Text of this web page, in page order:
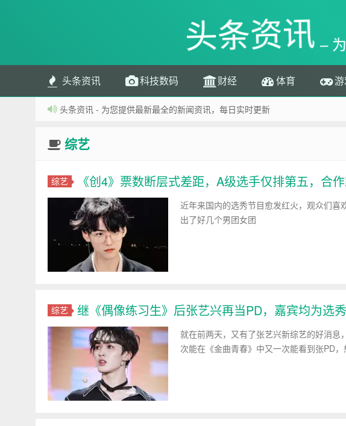
头条资讯–
头条资讯 科技数码 财经 体育 游
头条资讯 - 为您提供最新最全的新闻资讯，每日实时更新
综艺
综艺 《创4》票数断层式差距，A级选手仅排第五，合
近年来国内的选秀节目愈发红火，观众们
出了好几个男团女团
综艺 继《偶像练习生》后张艺兴再当PD，嘉宾均为选
就在前两天，又有了张艺兴新综艺的好消
次能在《金曲青春》中又一次能看到张PD